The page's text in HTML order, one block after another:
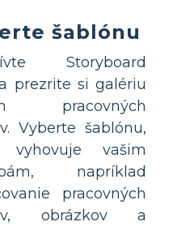
šablónu
Storyboard
prezrite si galériu
pracovných
Vyberte šablónu,
vyhovuje vašim
napríklad
pracovných
obrázkov a